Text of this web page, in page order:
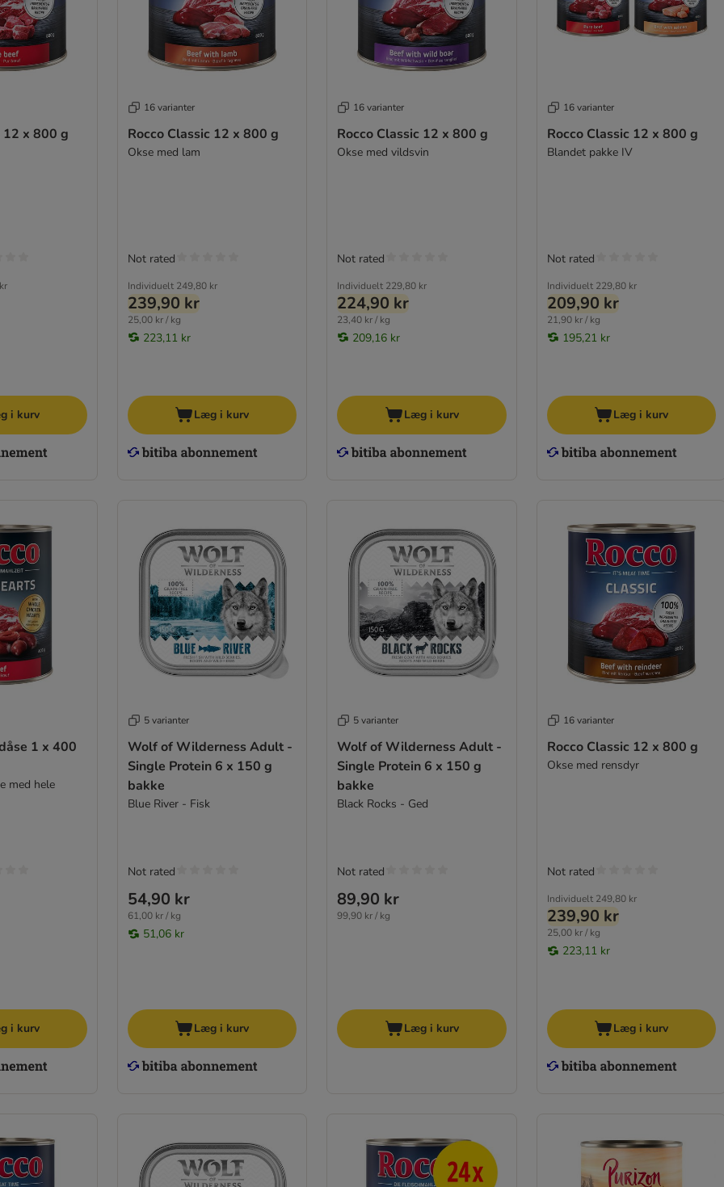
12 x 800 g
i kurv
16 varianter
Rocco Classic 12 x 800 g
Okse med lam
Individuelt 249,80 kr
239,90 kr
25,00 kr / kg
223,11 kr
Not rated
Læg i kurv
16 varianter
Rocco Classic 12 x 800 g
Okse med vildsvin
Individuelt 229,80 kr
224,90 kr
23,40 kr / kg
209,16 kr
Not rated
Læg i kurv
16 varianter
Rocco Classic 12 x 800 g
Blandet pakke IV
Individuelt 229,80 kr
209,90 kr
21,90 kr / kg
195,21 kr
Not rated
Læg i kurv
1 x 400
med hele
i kurv
5 varianter
Wolf of Wilderness Adult -
Single Protein 6 x 150 g
bakke
Blue River - Fisk
54,90 kr
61,00 kr / kg
51,06 kr
Not rated
Læg i kurv
5 varianter
Wolf of Wilderness Adult -
Single Protein 6 x 150 g
bakke
Black Rocks - Ged
89,90 kr
99,90 kr / kg
Not rated
Læg i kurv
16 varianter
Rocco Classic 12 x 800 g
Okse med rensdyr
Individuelt 249,80 kr
239,90 kr
25,00 kr / kg
223,11 kr
Not rated
Læg i kurv